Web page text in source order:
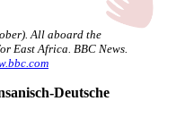
All aboard the
East Africa. BBC News.
Deutsche